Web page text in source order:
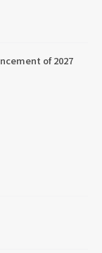
of 2027